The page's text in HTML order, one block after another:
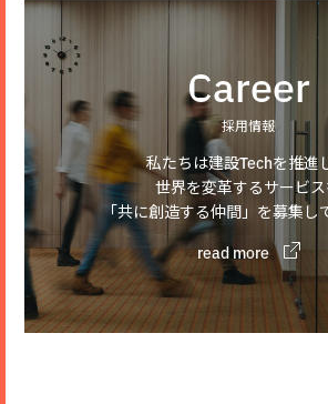
Career
採用情報
私たちは建設Techを推進
世界を変革するサービス
「共に創造する仲間」を募集し
read more